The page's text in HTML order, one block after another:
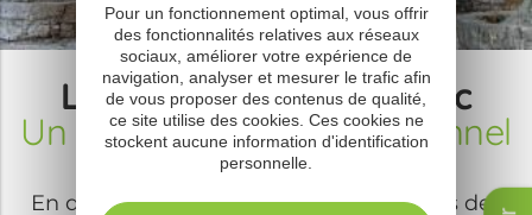
Les Remparts du Larzac
Un circuit culturel exceptionnel
En quête d’un étonnant voyage au pays des
Pour un fonctionnement optimal, vous offrir
des fonctionnalités relatives aux réseaux
sociaux, améliorer votre expérience de
navigation, analyser et mesurer le trafic afin
de vous proposer des contenus de qualité,
ce site utilise des cookies. Ces cookies ne
stockent aucune information d'identification
personnelle.